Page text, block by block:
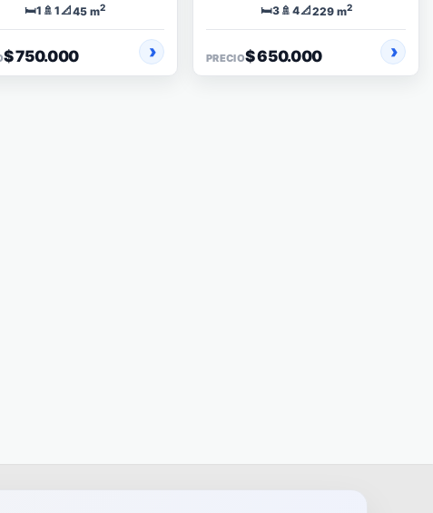
🛏️1 🚿 1📐45 m2
$ 750.000
🛏️3 🚿 4📐229 m2
PRECIO$ 650.000